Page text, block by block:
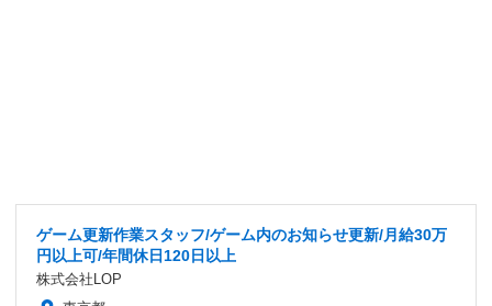
ゲーム更新作業スタッフ/ゲーム内のお知らせ更新/月給30万
円以上可/年間休日120日以上
株式会社LOP